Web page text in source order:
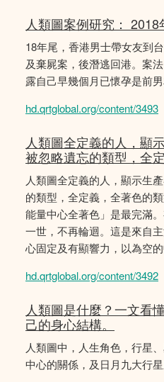
人類圖案例研究：
18年尾，香港男士帶女友到
及棄屍案，後潛逃回港。案
露自己早幾個月已懷孕是前
hd.qrtglobal.org/content/3493
人類圖全定義的人，顯
被忽略遺忘的類型，全
人類圖全定義的人，顯示生
的類型，全定義，全著色的
能量中心全著色」是最完滿
一世，不再輪迴。這是來自
心固定及有顯響力，以為空
hd.qrtglobal.org/content/3492
人類圖是什麼？一文看
己的身心結構。
人類圖中，人生角色，行星
中心的關係，及日月九大行星